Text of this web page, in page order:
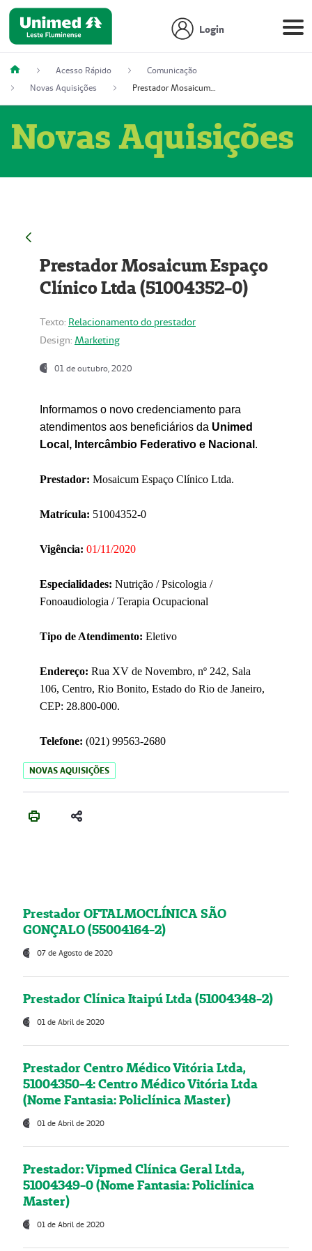
Login
Acesso Rápido
Comunicação
Novas Aquisições
Prestador Mosaicum Espaço Clínico Ltda (51004352-0)
Novas Aquisições
Prestador Mosaicum Espaço
Clínico Ltda (51004352-0)
Texto: Relacionamento do prestador
Design: Marketing
01 de outubro, 2020
Informamos o novo credenciamento para
atendimentos aos beneficiários da Unimed
Local, Intercâmbio Federativo e Nacional .
Prestador: Mosaicum Espaço Clínico Ltda.
Matrícula: 51004352-0
Vigência: 01/11/2020
Especialidades: Nutrição / Psicologia /
Fonoaudiologia / Terapia Ocupacional
Tipo de Atendimento: Eletivo
Endereço: Rua XV de Novembro, nº 242, Sala
106, Centro, Rio Bonito, Estado do Rio de Janeiro,
CEP: 28.800-000.
Telefone: (021) 99563-2680
NOVAS AQUISIÇÕES
Prestador OFTALMOCLÍNICA SÃO
GONÇALO (55004164-2)
07 de Agosto de 2020
Prestador Clínica Itaipú Ltda (51004348-2)
01 de Abril de 2020
Prestador Centro Médico Vitória Ltda,
51004350-4: Centro Médico Vitória Ltda
(Nome Fantasia: Policlínica Master)
01 de Abril de 2020
Prestador: Vipmed Clínica Geral Ltda,
51004349-0 (Nome Fantasia: Policlínica
Master)
01 de Abril de 2020